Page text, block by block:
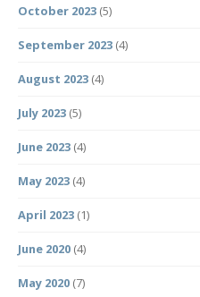
October 2023 (5)
September 2023 (4)
August 2023 (4)
July 2023 (5)
June 2023 (4)
May 2023 (4)
April 2023 (1)
June 2020 (4)
May 2020 (7)